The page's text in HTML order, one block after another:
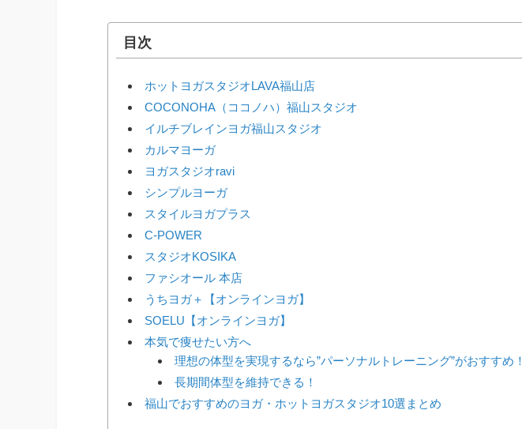
目次
ホットヨガスタジオLAVA福山店
COCONOHA（ココノハ）福山スタジオ
イルチブレインヨガ福山スタジオ
カルマヨーガ
ヨガスタジオravi
シンプルヨーガ
スタイルヨガプラス
C-POWER
スタジオKOSIKA
ファシオール 本店
うちヨガ＋【オンラインヨガ】
SOELU【オンラインヨガ】
本気で痩せたい方へ
理想の体型を実現するなら”パーソナルトレーニング”がおすすめ！
長期間体型を維持できる！
福山でおすすめのヨガ・ホットヨガスタジオ10選まとめ